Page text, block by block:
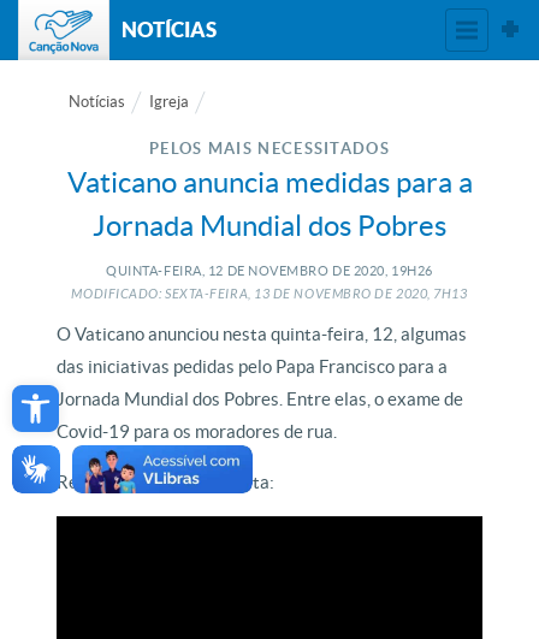
Open toolbar
NOTÍCIAS
Notícias Igreja
PELOS MAIS NECESSITADOS
Vaticano anuncia medidas para a
Jornada Mundial dos Pobres
QUINTA-FEIRA, 12 DE NOVEMBRO DE 2020, 19H26
MODIFICADO: SEXTA-FEIRA, 13 DENOVEMBRO DE2020, 7H13
O Vaticano anunciou nesta quinta-feira, 12, algumas
das iniciativas pedidas pelo Papa Francisco para a
Jornada Mundial dos Pobres. Entre elas, o exame de
Covid-19 para os moradores de rua.
Reportagem de Lízia Costa: